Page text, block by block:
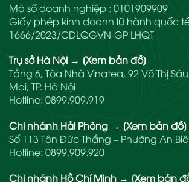
Mã số doanh nghiệp : 0101909909
Giấy phép kinh doanh lữ hành quốc tế
1666/2023/CDLQGVN-GP LHQT
Trụ sở Hà Nội → [Xem bản đồ]
Tầng 6, Tòa Nhà Vinatea, 92 Võ Thị
Mai, TP. Hà Nội
Hotline: 0899.909.919
Chi nhánh Hải Phòng → [Xem bản đồ]
Số 113 Tôn Đức Thắng – Phường An
Hotline: 0899.909.920
Chi nhánh Hồ Chí Minh → [Xem bản